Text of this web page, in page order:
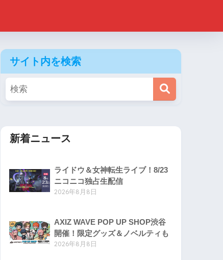
サイト内を検索
新着ニュース
ライドウ＆女神転生ライブ！8/23
ニコニコ独占生配信
2026年8月8日
AXIZ WAVE POP UP SHOP渋谷
開催！限定グッズ＆ノベルティも
2026年8月8日